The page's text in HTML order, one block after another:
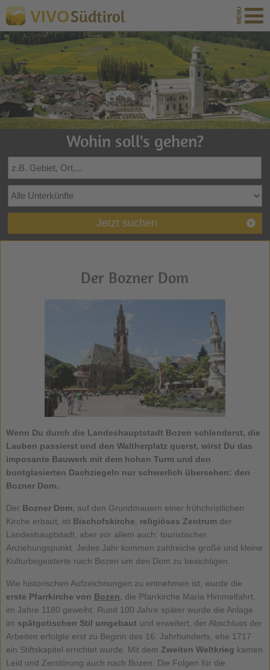
VIVOSüdtirol
Wohin soll's gehen?
Jetzt suchen
Der Bozner Dom
Wenn Du durch die Landeshauptstadt Bozen schlenderst, die
Lauben passierst und den Waltherplatz querst, wirst Du das
imposante Bauwerk mit dem hohen Turm und den
buntglasierten Dachziegeln nur schwerlich übersehen: den
Bozner Dom.
Der Bozner Dom, auf den Grundmauern einer frühchristlichen
Kirche erbaut, ist Bischofskirche religiöses Zentrumder
Landeshauptstadt, aber vor allem auch: touristischer
Anziehungspunkt. Jedes Jahr kommen zahlreiche große und kleine
Kulturbegeisterte nach Bozen um den Dom zu besichtigen.
Wie historischen Aufzeichnungen zu entnehmen ist, wurde die
erste Pfarrkirche von Bozen , die Pfarrkirche Maria Himmelfahrt,
im Jahre 1180 geweiht. Rund 100 Jahre später wurde die Anlage
im spätgotischen Stil umgebaut und erweitert, der Abschluss der
Arbeiten erfolgte erst zu Beginn des 16. Jahrhunderts, ehe 1717
ein Stiftskapitel errichtet wurde. Mit dem Zweiten Weltkrieg kamen
Leid und Zerstörung auch nach Bozen. Die Folgen für die